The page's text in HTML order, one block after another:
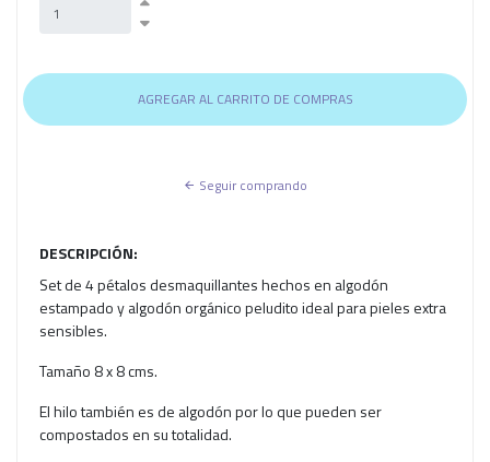
Seguir comprando
DESCRIPCIÓN:
Set de 4 pétalos desmaquillantes hechos en algodón
estampado y algodón orgánico peludito ideal para pieles extra
sensibles.
Tamaño 8 x 8 cms.
El hilo también es de algodón por lo que pueden ser
compostados en su totalidad.